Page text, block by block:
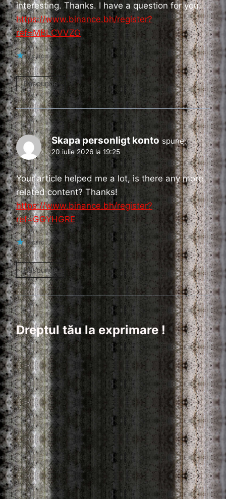
interesting. Thanks. I have a question for you.
https://www.binance.bh/register?
ref=MBLCVVZG
Încarc...
Răspunde
Skapa personligt konto spune:
20 iulie 2026 la 19:25
Your article helped me a lot, is there any more
related content? Thanks!
https://www.binance.bh/register?
ref=GGYHGRE
Încarc...
Răspunde
Dreptul tău la exprimare !